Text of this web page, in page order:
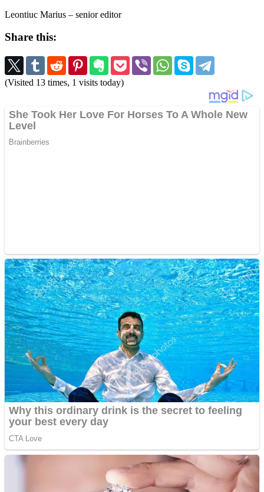
Leontiuc Marius – senior editor
Share this:
(Visited 13 times, 1 visits today)